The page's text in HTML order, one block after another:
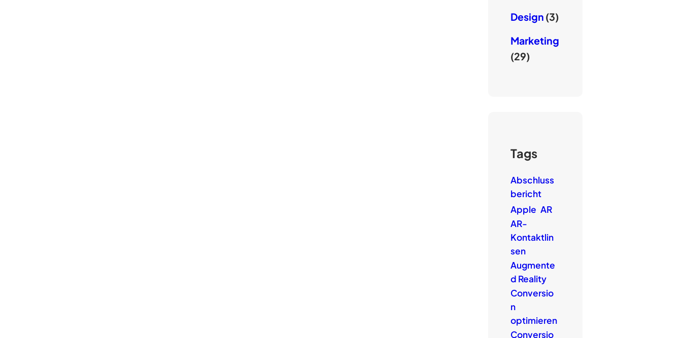
Design (3)
Marketing
(29)
Tags
Abschluss
bericht
Apple AR
AR-
Kontaktlin
sen
Augmente
d Reality
Conversio
n
optimieren
Conversio